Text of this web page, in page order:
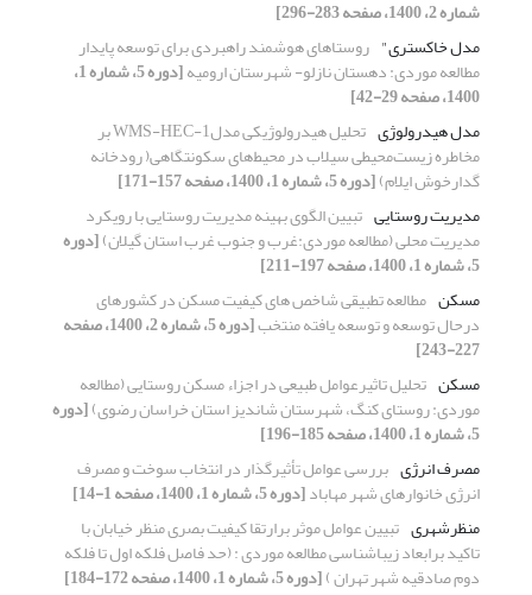
شماره 2، 1400، صفحه 283-296]
مدل خاکستری" روستاهای هوشمند راهبردی برای توسعه پایدار
مطالعه موردی: دهستان نازلو- شهرستان ارومیه [دوره 5، شماره 1،
1400، صفحه 29-42]
مدل هیدرولوژی
تحلیل هیدرولوژیکی مدلWMS-HEC-1 بر
مخاطره زیست‌محیطی سیلاب در محیط‌های سکونتگاهی( رودخانه
گدار‌خوش ایلام)[دوره 5، شماره 1، 1400، صفحه 157-171]
مدیریت روستایی تبیین الگوی بهینه مدیریت روستایی با رویکرد
مدیریت محلی (مطالعه موردی:غرب و جنوب غرب استان گیلان)[دوره
5، شماره 1، 1400، صفحه 197-211]
مسکن مطالعه تطبیقی شاخص های کیفیت مسکن در کشورهای
درحال توسعه و توسعه یافته منتخب [دوره 5، شماره 2، 1400، صفحه
227-243]
مسکن تحلیل تاثیرعوامل طبیعی در اجزاء مسکن روستایی (مطالعه
موردی: روستای کنگ، شهرستان شاندیز استان خراسان رضوی)[دوره
5، شماره 1، 1400، صفحه 185-196]
مصرف انرژی بررسی عوامل تأثیرگذار در انتخاب سوخت و مصرف
انرژی خانوارهای شهر مهاباد[دوره 5، شماره 1، 1400، صفحه 1-14]
منظرشهری تبیین عوامل موثر برارتقا کیفیت بصری منظر خیابان با
تا‌کید برابعاد زیبا‌شناسی مطالعه موردی : (حد فاصل فلکه اول تا فلکه
دوم صادقیه شهر تهران )[دوره 5، شماره 1، 1400، صفحه 172-184]